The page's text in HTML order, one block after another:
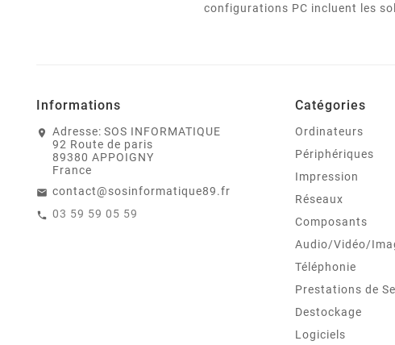
configurations PC incluent les
Informations
Adresse: SOS INFORMATIQUE
92 Route de paris
89380 APPOIGNY
France
contact@sosinformatique89.fr
03 59 59 05 59
Catégories
Ordinateurs
Périphériques
Impression
Réseaux
Composants
Audio/Vidéo/
Téléphonie
Prestations de
Destockage
Logiciels